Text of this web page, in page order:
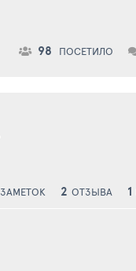
98 ПОСЕТИЛО
ЗАМЕТОК 2 ОТЗЫВА 1